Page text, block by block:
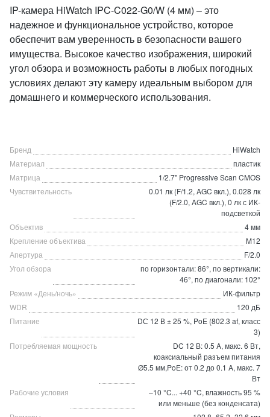
IP-камера HiWatch IPC-C022-G0/W (4 мм) – это
надежное и функциональное устройство, которое
обеспечит вам уверенность в безопасности вашего
имущества. Высокое качество изображения, широкий
угол обзора и возможность работы в любых погодных
условиях делают эту камеру идеальным выбором для
домашнего и коммерческого использования.
Бренд
HiWatch
Материал
пластик
Матрица
1/2.7" Progressive Scan CMOS
Чувствительность
0.01 лк (F/1.2, AGC вкл.), 0.028 лк
(F/2.0, AGC вкл.), 0 лк с ИК-
подсветкой
Объектив
4 мм
Крепление объектива
M12
Апертура
F/2.0
Угол обзора
по горизонтали: 86°, по вертикали:
46°, по диагонали: 102°
Режим «День/ночь»
ИК-фильтр
WDR
120 дБ
Питание
DС 12 В ± 25 %, PoE (802.3 af, класс
3)
Потребляемая мощность
DC 12 В: 0.5 A, макс. 6 Вт,
коаксиальный разъем питания
Ø5.5 мм,PoE: от 0.2 до 0.1 A, макс. 7
Вт
Рабочие условия
–10 °C... +40 °C, влажность 95 %
или меньше (без конденсата)